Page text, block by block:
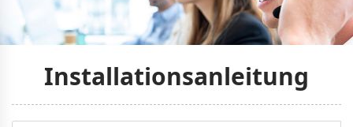
Installationsanleitung